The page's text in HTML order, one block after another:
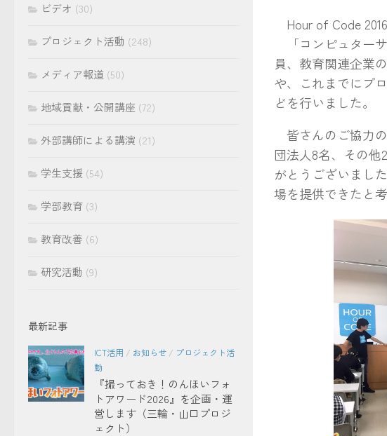
Hour of Code
「コンピュター
員、教育関連企業
や、これまでにプ
どを行いました。
皆さんのご協力
団法人8名、その他
がとうございまし
場を提供できたと
ビデオ (30)
プロジェクト活動 (248)
メディア報道 (50)
地域貢献・公開講座 (72)
外部講師による講演 (21)
学生支援 (54)
学部教育 (3)
教育改善 (6)
研究活動 (9)
最新記事
ICT活用 / お知らせ / プロジェクト活
動
『撮っておき！のんほいフォ
トアワード2026』を企画・運
営します（三輪・山口プロジ
ェクト）